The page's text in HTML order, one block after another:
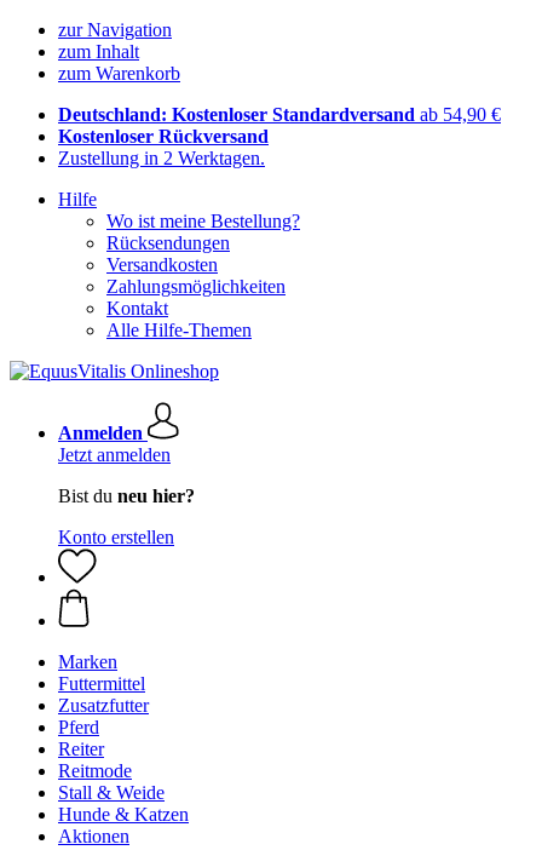
zur Navigation
zum Inhalt
zum Warenkorb
Deutschland: Kostenloser Standardversand ab 54,90 €
Kostenloser Rückversand
Zustellung in 2 Werktagen.
Hilfe
Wo ist meine Bestellung?
Rücksendungen
Versandkosten
Zahlungsmöglichkeiten
Kontakt
Alle Hilfe-Themen
Anmelden
Jetzt anmelden
Bist du neu hier?
Konto erstellen
Marken
Futtermittel
Zusatzfutter
Pferd
Reiter
Reitmode
Stall & Weide
Hunde & Katzen
Aktionen